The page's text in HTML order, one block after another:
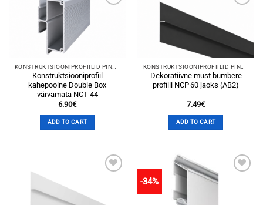
Konstruktsiooniprofiil
kahepoolne Double Box
värvamata NCT 44
6.90€
ADD TO CART
wishlist
Dekoratiivne must bumbere
profiili NCP 60 jaoks (AB2)
7.49€
ADD TO CART
-34%